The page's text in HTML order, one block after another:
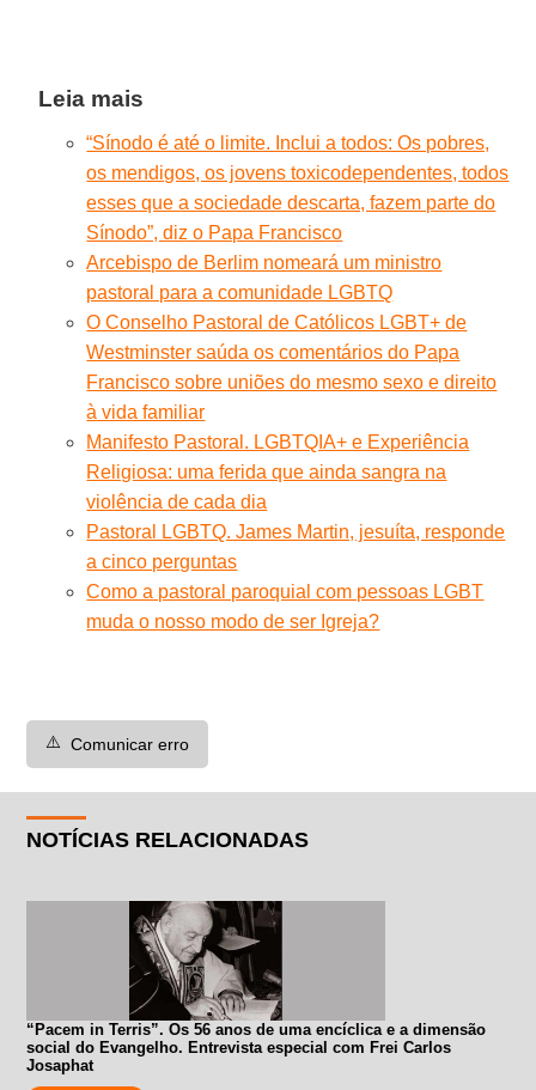
Leia mais
“Sínodo é até o limite. Inclui a todos: Os pobres,
os mendigos, os jovens toxicodependentes, todos
esses que a sociedade descarta, fazem parte do
Sínodo”, diz o Papa Francisco
Arcebispo de Berlim nomeará um ministro
pastoral para a comunidade LGBTQ
O Conselho Pastoral de Católicos LGBT+ de
Westminster saúda os comentários do Papa
Francisco sobre uniões do mesmo sexo e direito
à vida familiar
Manifesto Pastoral. LGBTQIA+ e Experiência
Religiosa: uma ferida que ainda sangra na
violência de cada dia
Pastoral LGBTQ. James Martin, jesuíta, responde
a cinco perguntas
Como a pastoral paroquial com pessoas LGBT
muda o nosso modo de ser Igreja?
⚠️ Comunicar erro
NOTÍCIAS RELACIONADAS
“Pacem in Terris”. Os 56 anos de uma encíclica e a dimensão
social do Evangelho. Entrevista especial com Frei Carlos
Josaphat